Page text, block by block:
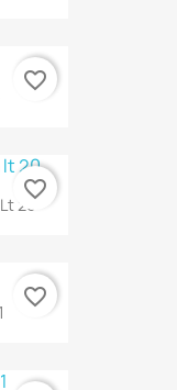
favorite_border
20
favorite_border
favorite_border